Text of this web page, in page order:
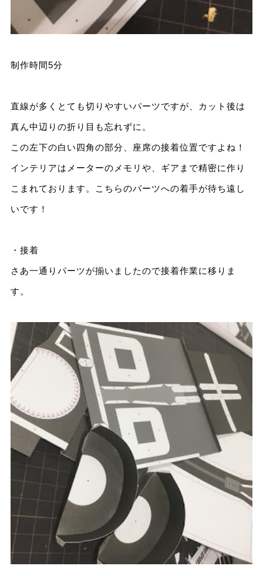
制作時間5分
直線が多くとても切りやすいパーツですが、カット後は
真ん中辺りの折り目も忘れずに。
この左下の白い四角の部分、座席の接着位置ですよね！
インテリアはメーターのメモリや、ギアまで精密に作り
こまれております。こちらのパーツへの着手が待ち遠し
いです！
・接着
さあ一通りパーツが揃いましたので接着作業に移りま
す。